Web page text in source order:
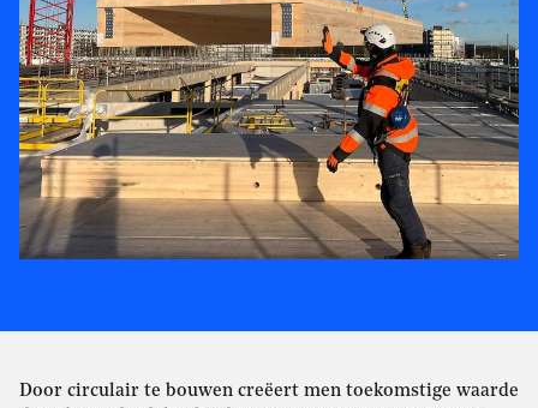
Door circulair te bouwen creëert men toekomstige waarde